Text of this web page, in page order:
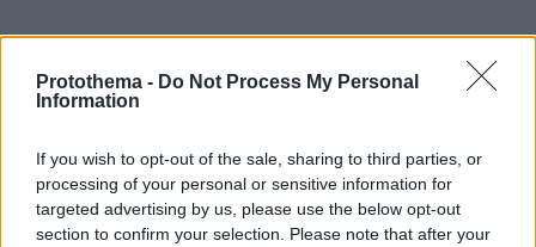
Protothema - Do Not Process My Personal
Information
If you wish to opt-out of the sale, sharing to third parties, or
processing of your personal or sensitive information for
targeted advertising by us, please use the below opt-out
section to confirm your selection. Please note that after your
Ειδήσεις
Χατζηδάκης για Ράμφο: Η πνευματική παρακαταθήκη
του θα μείνει πάντα ζωντανή
πριν 7 λεπτά